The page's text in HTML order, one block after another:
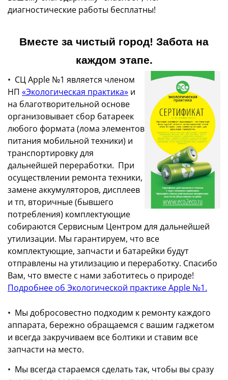
диагностические работы бесплатны!
Вместе за чистый город! Забота на
каждом этапе.
• СЦ Apple №1 является членом
НП «Экологическая практика» и
на благотворительной основе
организовывает сбор батареек
любого формата (лома элементов
питания мобильной техники) и
транспортировку для
дальнейшей переработки. При
осуществлении ремонта техники,
замене аккумуляторов, дисплеев
и тп, вторичные (бывшего
потребления) комплектующие
собираются Сервисным Центром для дальнейшей
утилизации. Мы гарантируем, что все
комплектующие, запчасти и батарейки будут
отправлены на утилизацию и переработку. Спасибо
Вам, что вместе с нами заботитесь о природе!
Подробнее об Экологической практике Apple №1.
• Мы добросовестно подходим к ремонту каждого
аппарата, бережно обращаемся с вашим гаджетом
и всегда закручиваем все болтики и ставим все
запчасти на место.
• Мы всегда стараемся сделать так, чтобы вы сразу